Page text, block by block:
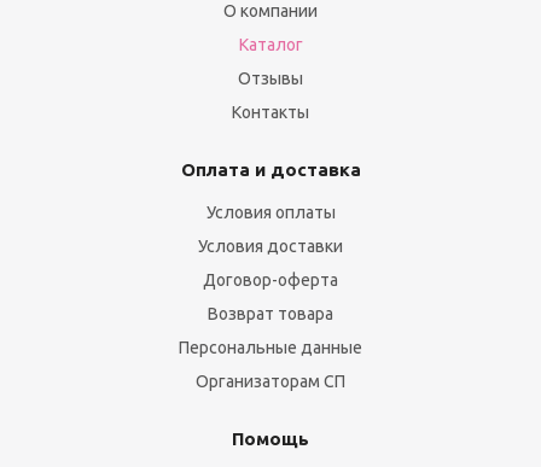
О компании
Каталог
Отзывы
Контакты
Оплата и доставка
Условия оплаты
Условия доставки
Договор-оферта
Возврат товара
Персональные данные
Организаторам СП
Помощь